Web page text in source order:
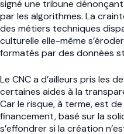
signé une tribune
par les algorithmes. La
des métiers techniques
culturelle elle-même
formatés par des données
Le CNC a d’ailleurs pris les
certaines aides à la
Car le risque, à terme, est
financement, basé sur la
s’effondrer si la création